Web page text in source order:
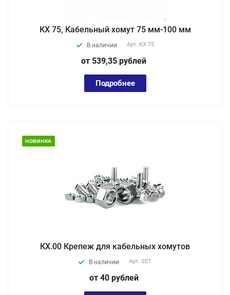
КХ 75, Кабельный хомут 75 мм-100 мм
В наличии Арт. КХ 75
от 539,35 рублей
Подробнее
НОВИНКА
КХ.00 Крепеж для кабельных хомутов
В наличии Арт. SET
от 40 рублей